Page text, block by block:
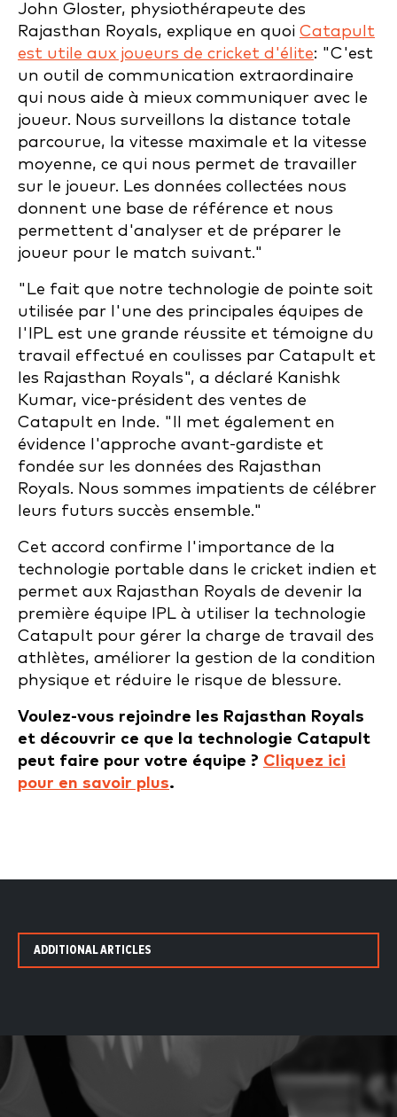
John Gloster, physiothérapeute des
Rajasthan Royals, explique en quoi Catapult
est utile aux joueurs de cricket d'élite: "C'est
un outil de communication extraordinaire
qui nous aide à mieux communiquer avec le
joueur. Nous surveillons la distance totale
parcourue, la vitesse maximale et la vitesse
moyenne, ce qui nous permet de travailler
sur le joueur. Les données collectées nous
donnent une base de référence et nous
permettent d'analyser et de préparer le
joueur pour le match suivant."
"Le fait que notre technologie de pointe soit
utilisée par l'une des principales équipes de
l'IPL est une grande réussite et témoigne du
travail effectué en coulisses par Catapult et
les Rajasthan Royals", a déclaré Kanishk
Kumar, vice-président des ventes de
Catapult en Inde. "Il met également en
évidence l'approche avant-gardiste et
fondée sur les données des Rajasthan
Royals. Nous sommes impatients de célébrer
leurs futurs succès ensemble."
Cet accord confirme l'importance de la
technologie portable dans le cricket indien et
permet aux Rajasthan Royals de devenir la
première équipe IPL à utiliser la technologie
Catapult pour gérer la charge de travail des
athlètes, améliorer la gestion de la condition
physique et réduire le risque de blessure.
Voulez-vous rejoindre les Rajasthan Royals
et découvrir ce que la technologie Catapult
peut faire pour votre équipe ? Cliquez ici
pour en savoir plus.
ADDITIONAL ARTICLES